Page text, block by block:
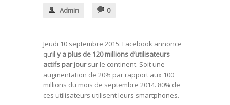
Admin
0
Jeudi 10 septembre 2015: Facebook annonce
qu’il y a plus de 120 millions d’utilisateurs
actifs par joursur le continent. Soit une
augmentation de 20% par rapport aux 100
millions du mois de septembre 2014. 80% de
ces utilisateurs utilisent leurs smartphones.